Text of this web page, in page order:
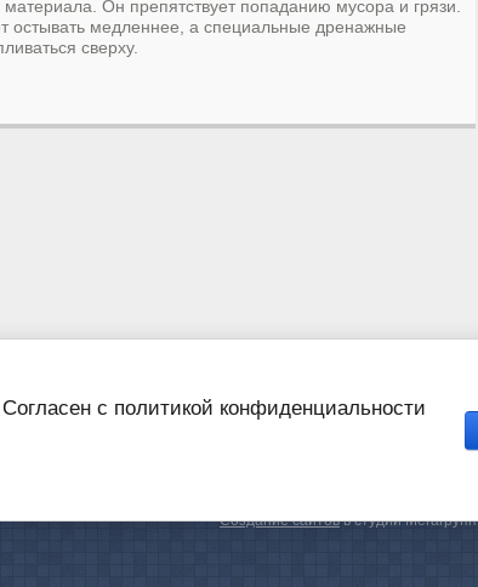
Он препятствует попаданию мусора и грязи.
остывать медленнее, а специальные дренажные
сверху.
Создание сайтовв студии Мегагрупп
с политикой конфиденциальности